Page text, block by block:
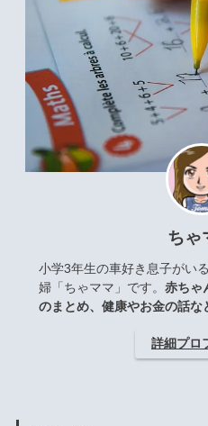
ちゃ
小学3年生の車好き息子がい
婦「ちゃママ」です。 赤ちゃ
のまとめ、健康やお金の話な
詳細プロ